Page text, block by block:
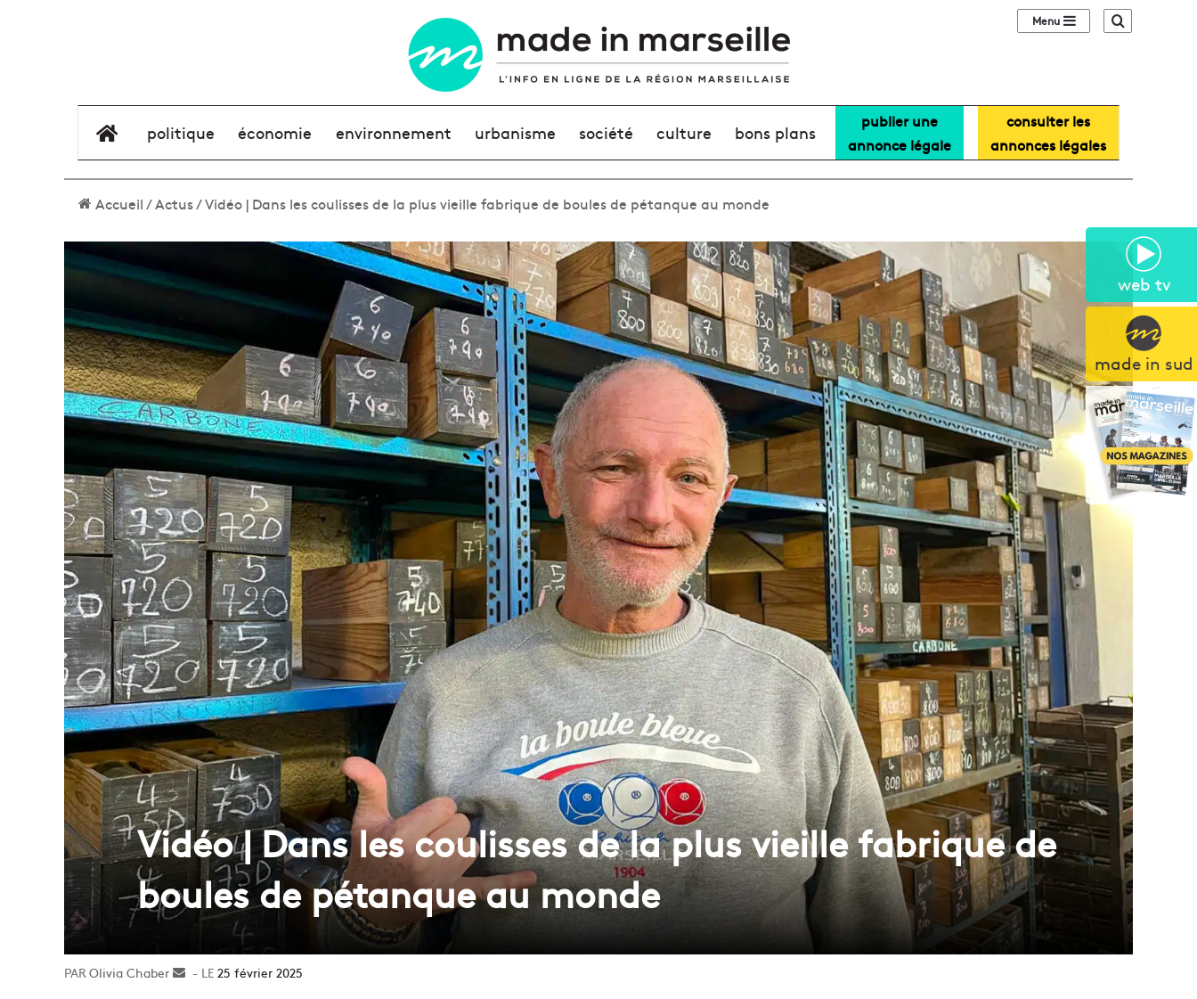
web tv
made in sud
Sidebar (barre
élément de menu
politique économie environnement urbanisme société culture bons plans
publier une
annonce légale
consulter les
annonces légales
Accueil/Actus/Vidéo | Dans les coulisses de la plus vieille fabrique de boules de pétanque au monde
Vidéo | Dans les coulisses de la plus vieille fabrique de
boules de pétanque au monde
Olivia Chaber
Envoyer25 février 2025